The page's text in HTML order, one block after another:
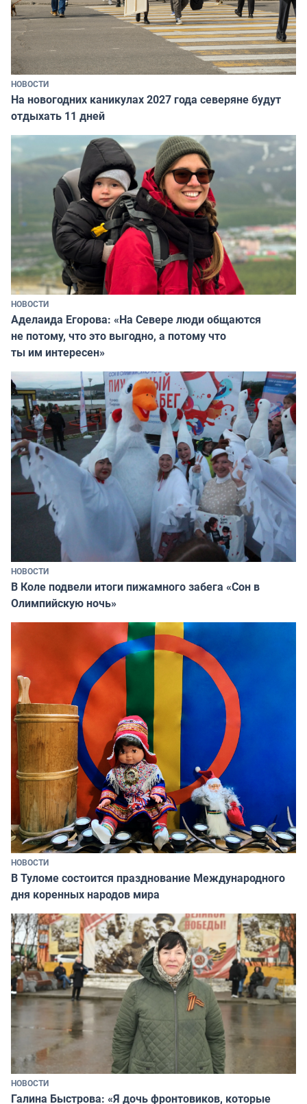
НОВОСТИ
На новогодних каникулах 2027 года северяне будут
отдыхать 11 дней
НОВОСТИ
Аделаида Егорова: «На Севере люди общаются
не потому, что это выгодно, а потому что
ты им интересен»
НОВОСТИ
В Коле подвели итоги пижамного забега «Сон в
Олимпийскую ночь»
НОВОСТИ
В Туломе состоится празднование Международного
дня коренных народов мира
НОВОСТИ
Галина Быстрова: «Я дочь фронтовиков, которые